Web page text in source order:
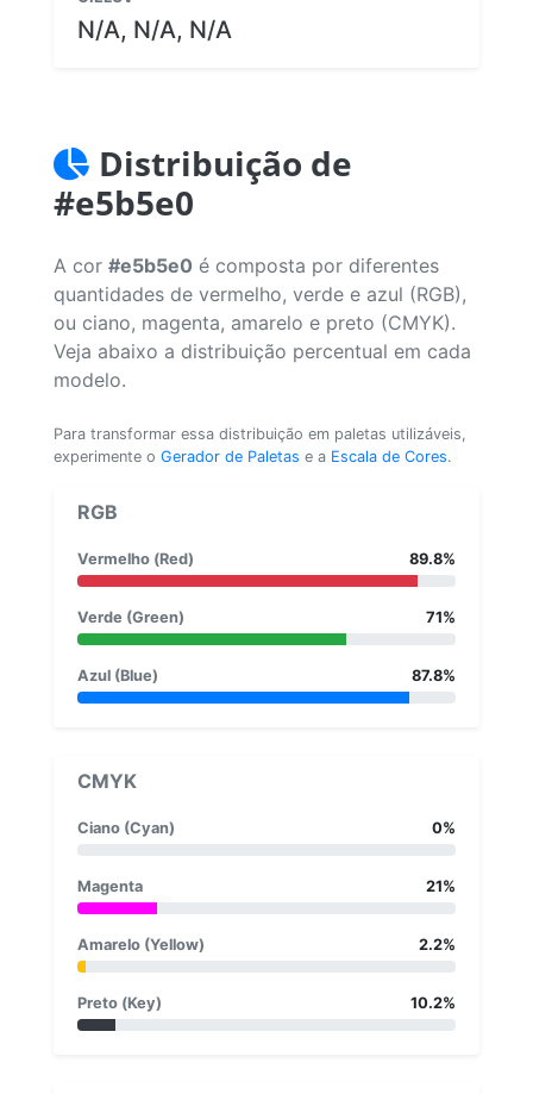
N/A, N/A, N/A
Distribuição de
#e5b5e0
A cor #e5b5e0 é composta por diferentes
quantidades de vermelho, verde e azul (RGB),
ou ciano, magenta, amarelo e preto (CMYK).
Veja abaixo a distribuição percentual em cada
modelo.
Para transformar essa distribuição em paletas utilizáveis,
experimente o Gerador de Paletas e a Escala de Cores.
RGB
Vermelho (Red) 89.8%
Verde (Green) 71%
Azul (Blue) 87.8%
CMYK
Ciano (Cyan) 0%
Magenta 21%
Amarelo (Yellow) 2.2%
Preto (Key) 10.2%